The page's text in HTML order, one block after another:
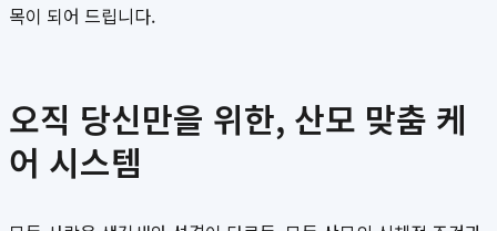
목이 되어 드립니다.
오직 당신만을 위한, 산모 맞춤 케
어 시스템